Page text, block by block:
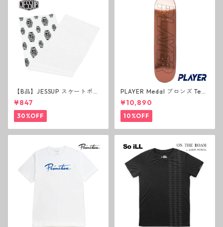
【B品】JESSUP スケートボー
ド グリップテープ ウルトラグ
リップ ホワイト デッキテープ
ジェスアップ ジェサップ
¥847
30%OFF
PLAYER Medal ブロンズ Tea
m Deck P3 スケートボードデ
ッキ プレイヤー メダル
¥10,890
10%OFF